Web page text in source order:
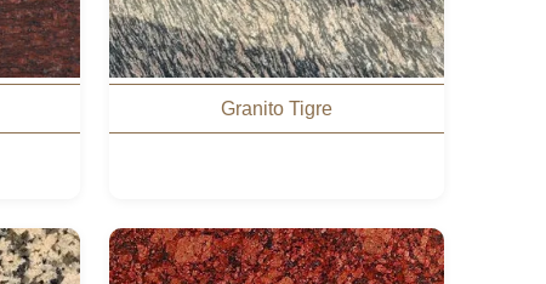
Granito Tigre